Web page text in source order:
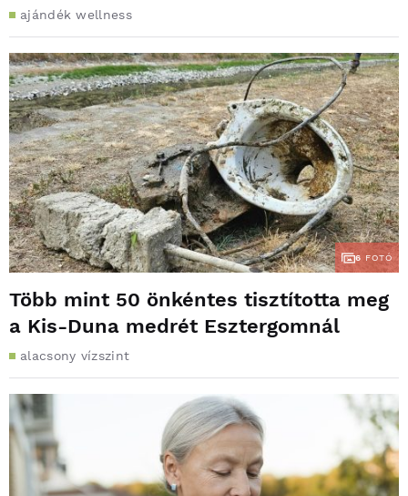
ajándék wellness
6 FOTÓ
Több mint 50 önkéntes tisztította meg
a Kis-Duna medrét Esztergomnál
alacsony vízszint